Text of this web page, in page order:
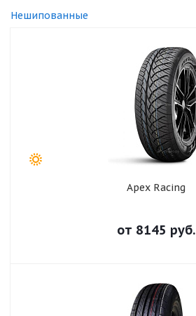
Нешипованные
Apex Racing
от 8145 руб.